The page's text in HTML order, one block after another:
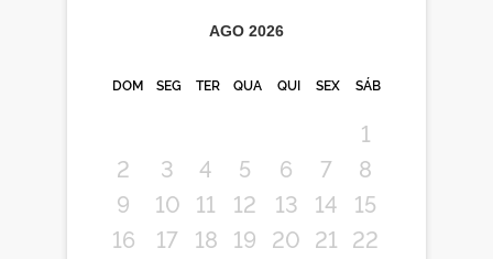
AGO 2026
DOM SEG TER QUA QUI SEX SÁB
1
2
3 4 5 6 7
8
9
10 11 12 13 14
15
16
17 18 19 20 21
22